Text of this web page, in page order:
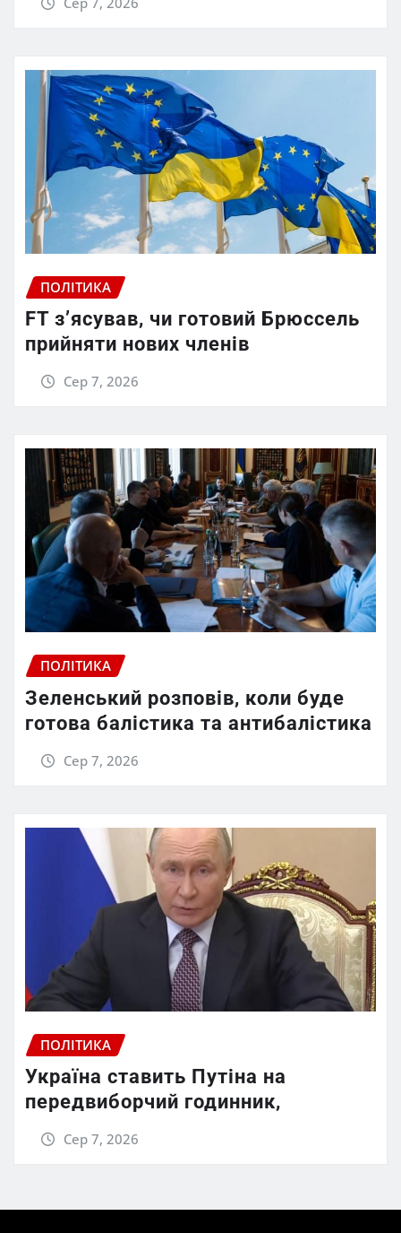
ПОЛІТИКА
FT зʼясував, чи готовий Брюссель
прийняти нових членів
Сер 7, 2026
ПОЛІТИКА
Зеленський розповів, коли буде
готова балістика та антибалістика
Сер 7, 2026
ПОЛІТИКА
Україна ставить Путіна на
передвиборчий годинник,
Сер 7, 2026